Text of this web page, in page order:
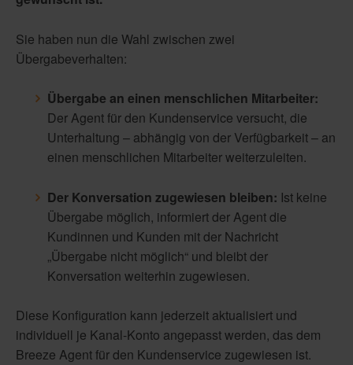
Sie haben nun die Wahl zwischen zwei
Übergabeverhalten:
Übergabe an einen menschlichen Mitarbeiter:
Der Agent für den Kundenservice versucht, die
Unterhaltung – abhängig von der Verfügbarkeit – an
einen menschlichen Mitarbeiter weiterzuleiten.
Der Konversation zugewiesen bleiben: Ist keine
Übergabe möglich, informiert der Agent die
Kundinnen und Kunden mit der Nachricht
„Übergabe nicht möglich“ und bleibt der
Konversation weiterhin zugewiesen.
Diese Konfiguration kann jederzeit aktualisiert und
individuell je Kanal-Konto angepasst werden, das dem
Breeze Agent für den Kundenservice zugewiesen ist.